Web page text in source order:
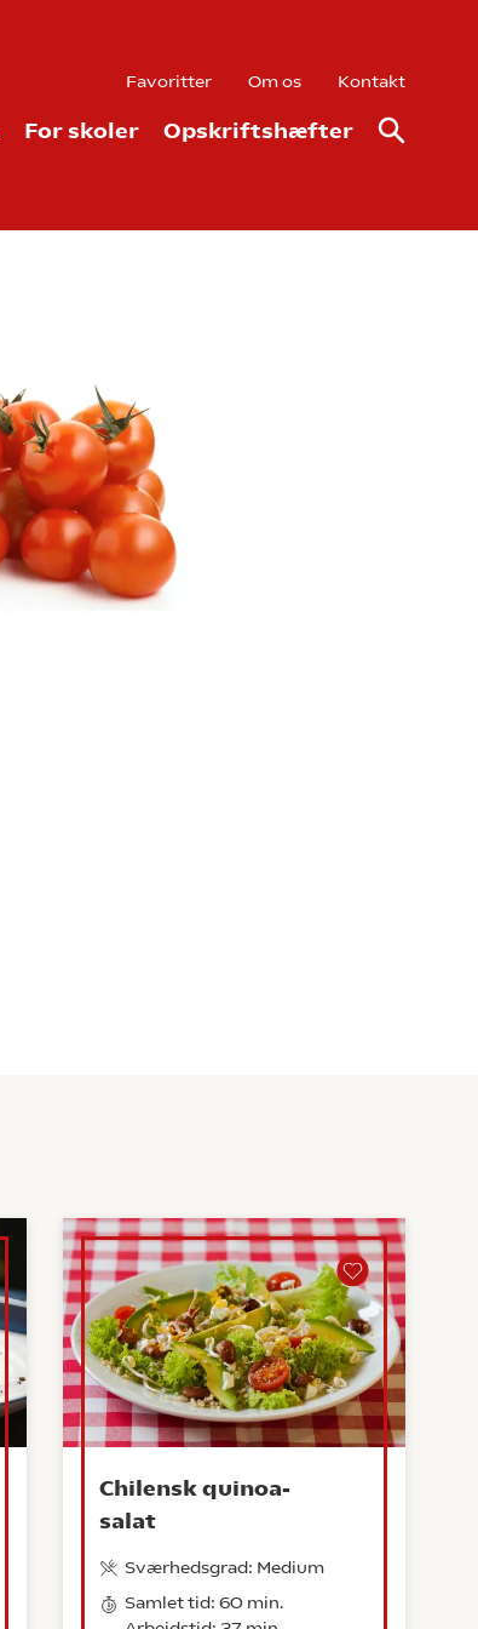
Favoritter Om os Kontakt
For skoler Opskriftshæfter
Chilensk quinoa-
salat
Sværhedsgrad: Medium
Samlet tid: 60 min.